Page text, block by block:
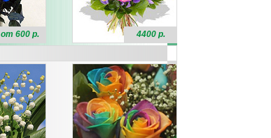
от 600 р. 4400 р.